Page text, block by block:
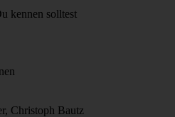
kennen solltest
Christoph Bautz